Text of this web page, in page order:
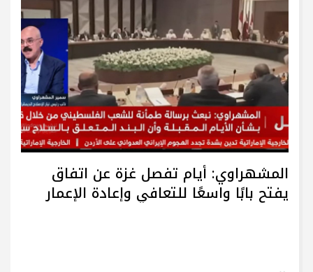
المشهراوي: أيام تفصل غزة عن اتفاق
يفتح بابًا واسعًا للتعافي وإعادة الإعمار